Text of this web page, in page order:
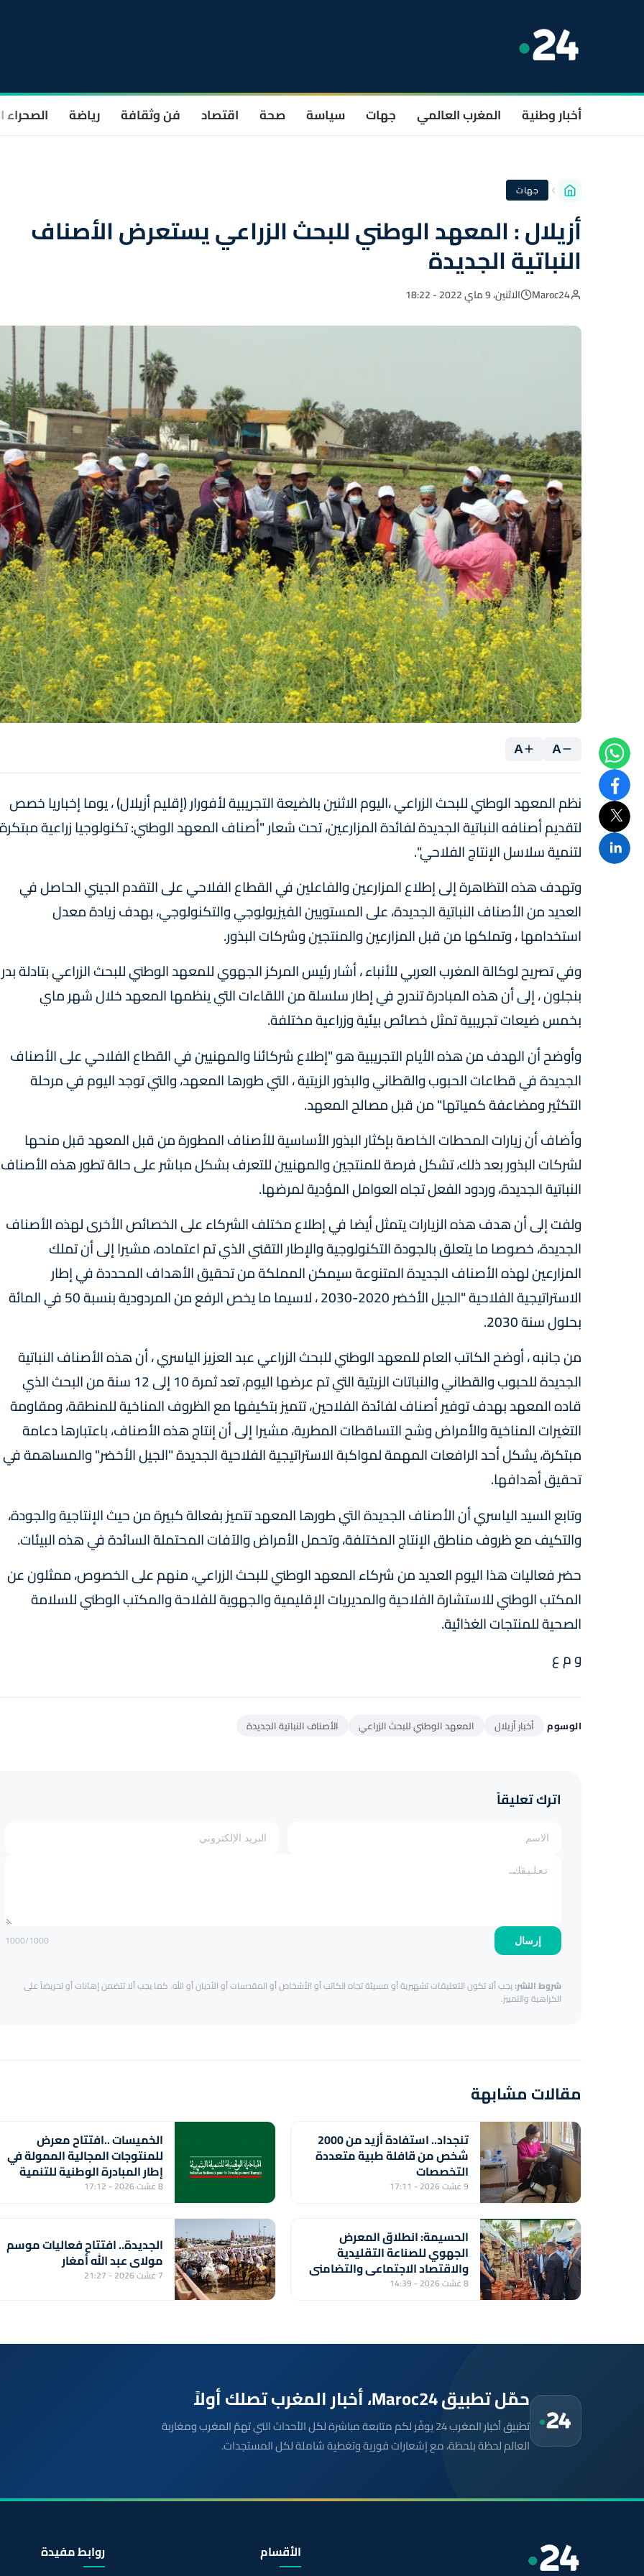
أخبار وطنية المغرب العالمي جهات سياسة صحة اقتصاد فن وثقافة رياضة الصحراء
جهات
أزيلال : المعهد الوطني للبحث الزراعي يستعرض الأصناف
النباتية الجديدة
Maroc24 الاثنين، 9 ماي 2022 - 18:22
A
A
نظم المعهد الوطني للبحث الزراعي ،اليوم الاثنين بالضيعة التجريبية لأفورار (إقليم أزيلال) ، يوما إخباريا خصص
لتقديم أصنافه النباتية الجديدة لفائدة المزارعين، تحت شعار "أصناف المعهد الوطني: تكنولوجيا زراعية مبتكرة
لتنمية سلاسل الإنتاج الفلاحي".
وتهدف هذه التظاهرة إلى إطلاع المزارعين والفاعلين في القطاع الفلاحي على التقدم الجيني الحاصل في
العديد من الأصناف النباتية الجديدة، على المستويين الفيزيولوجي والتكنولوجي، بهدف زيادة معدل
استخدامها ، وتملكها من قبل المزارعين والمنتجين وشركات البذور.
وفي تصريح لوكالة المغرب العربي للأنباء ، أشار رئيس المركز الجهوي للمعهد الوطني للبحث الزراعي بتادلة بدر
بنجلون ، إلى أن هذه المبادرة تندرج في إطار سلسلة من اللقاءات التي ينظمها المعهد خلال شهر ماي
بخمس ضيعات تجريبية تمثل خصائص بيئية وزراعية مختلفة.
وأوضح أن الهدف من هذه الأيام التجريبية هو "إطلاع شركائنا والمهنيين في القطاع الفلاحي على الأصناف
الجديدة في قطاعات الحبوب والقطاني والبذور الزيتية ، التي طورها المعهد، والتي توجد اليوم في مرحلة
التكثير ومضاعفة كمياتها" من قبل مصالح المعهد.
وأضاف أن زيارات المحطات الخاصة بإكثار البذور الأساسية للأصناف المطورة من قبل المعهد قبل منحها
لشركات البذور بعد ذلك، تشكل فرصة للمنتجين والمهنيين للتعرف بشكل مباشر على حالة تطور هذه الأصناف
النباتية الجديدة، وردود الفعل تجاه العوامل المؤدية لمرضها.
ولفت إلى أن هدف هذه الزيارات يتمثل أيضا في إطلاع مختلف الشركاء على الخصائص الأخرى لهذه الأصناف
الجديدة، خصوصا ما يتعلق بالجودة التكنولوجية والإطار التقني الذي تم اعتماده، مشيرا إلى أن تملك
المزارعين لهذه الأصناف الجديدة المتنوعة سيمكن المملكة من تحقيق الأهداف المحددة في إطار
الاستراتيجية الفلاحية "الجيل الأخضر 2020-2030 ، لاسيما ما يخص الرفع من المردودية بنسبة 50 في المائة
بحلول سنة 2030.
من جانبه ، أوضح الكاتب العام للمعهد الوطني للبحث الزراعي عبد العزيز الياسري ، أن هذه الأصناف النباتية
الجديدة للحبوب والقطاني والنباتات الزيتية التي تم عرضها اليوم، تعد ثمرة 10 إلى 12 سنة من البحث الذي
قاده المعهد بهدف توفير أصناف لفائدة الفلاحين، تتميز بتكيفها مع الظروف المناخية للمنطقة، ومقاومة
التغيرات المناخية والأمراض وشح التساقطات المطرية، مشيرا إلى أن إنتاج هذه الأصناف، باعتبارها دعامة
مبتكرة، يشكل أحد الرافعات المهمة لمواكبة الاستراتيجية الفلاحية الجديدة "الجيل الأخضر" والمساهمة في
تحقيق أهدافها.
وتابع السيد الياسري أن الأصناف الجديدة التي طورها المعهد تتميز بفعالة كبيرة من حيث الإنتاجية والجودة،
والتكيف مع ظروف مناطق الإنتاج المختلفة، وتحمل الأمراض والآفات المحتملة السائدة في هذه البيئات.
حضر فعاليات هذا اليوم العديد من شركاء المعهد الوطني للبحث الزراعي، منهم على الخصوص، ممثلون عن
المكتب الوطني للاستشارة الفلاحية والمديريات الإقليمية والجهوية للفلاحة والمكتب الوطني للسلامة
الصحية للمنتجات الغذائية.
و م ع
الوسوم أخبار أزيلال المعهد الوطني للبحث الزراعي الأصناف النباتية الجديدة
اترك تعليقاً
إرسال 1000/1000
شروط النشر:يجب ألا تكون التعليقات تشهيرية أو مسيئة تجاه الكاتب أو الأشخاص أو المقدسات أو الأديان أو الله. كما يجب ألا تتضمن إهانات أو تحريضاً على
الكراهية والتمييز.
مقالات مشابهة
تنجداد.. استفادة أزيد من 2000
شخص من قافلة طبية متعددة
التخصصات
9 غشت 2026 - 17:11
الخميسات ..افتتاح معرض
للمنتوجات المجالية الممولة في
إطار المبادرة الوطنية للتنمية
البشرية
8 غشت 2026 - 17:12
الحسيمة: انطلاق المعرض
الجهوي للصناعة التقليدية
والاقتصاد الاجتماعي والتضامني
8 غشت 2026 - 14:39
الجديدة.. افتتاح فعاليات موسم
مولاي عبد الله أمغار
7 غشت 2026 - 21:27
حمّل تطبيق Maroc24، أخبار المغرب تصلك أولاً
تطبيق أخبار المغرب 24 يوفّر لكم متابعة مباشرة لكل الأحداث التي تهمّ المغرب ومغاربة
العالم لحظة بلحظة، مع إشعارات فورية وتغطية شاملة لكل المستجدات.
الأقسام روابط مفيدة